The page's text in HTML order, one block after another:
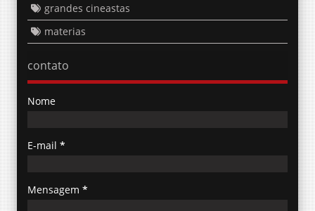
grandes cineastas
materias
contato
Nome
E-mail *
Mensagem *